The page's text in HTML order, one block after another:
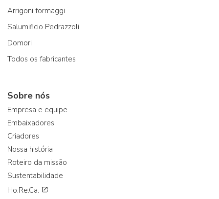
Arrigoni formaggi
Salumificio Pedrazzoli
Domori
Todos os fabricantes
Sobre nós
Empresa e equipe
Embaixadores
Criadores
Nossa história
Roteiro da missão
Sustentabilidade
Ho.Re.Ca.